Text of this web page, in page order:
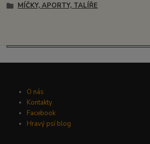
MÍČKY, APORTY, TALÍŘE
O nás
Kontakty
Facebook
Hravý psí blog